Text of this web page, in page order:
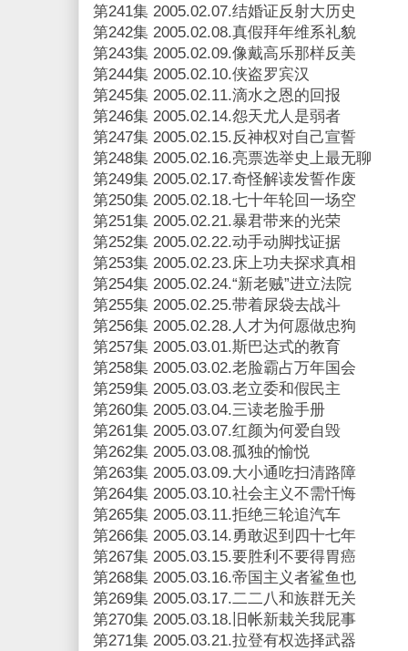
第241集 2005.02.07.结婚证反射大历史
第242集 2005.02.08.真假拜年维系礼貌
第243集 2005.02.09.像戴高乐那样反美
第244集 2005.02.10.侠盗罗宾汉
第245集 2005.02.11.滴水之恩的回报
第246集 2005.02.14.怨天尤人是弱者
第247集 2005.02.15.反神权对自己宣誓
第248集 2005.02.16.亮票选举史上最无聊
第249集 2005.02.17.奇怪解读发誓作废
第250集 2005.02.18.七十年轮回一场空
第251集 2005.02.21.暴君带来的光荣
第252集 2005.02.22.动手动脚找证据
第253集 2005.02.23.床上功夫探求真相
第254集 2005.02.24.“新老贼”进立法院
第255集 2005.02.25.带着尿袋去战斗
第256集 2005.02.28.人才为何愿做忠狗
第257集 2005.03.01.斯巴达式的教育
第258集 2005.03.02.老脸霸占万年国会
第259集 2005.03.03.老立委和假民主
第260集 2005.03.04.三读老脸手册
第261集 2005.03.07.红颜为何爱自毁
第262集 2005.03.08.孤独的愉悦
第263集 2005.03.09.大小通吃扫清路障
第264集 2005.03.10.社会主义不需忏悔
第265集 2005.03.11.拒绝三轮追汽车
第266集 2005.03.14.勇敢迟到四十七年
第267集 2005.03.15.要胜利不要得胃癌
第268集 2005.03.16.帝国主义者鲨鱼也
第269集 2005.03.17.二二八和族群无关
第270集 2005.03.18.旧帐新栽关我屁事
第271集 2005.03.21.拉登有权选择武器